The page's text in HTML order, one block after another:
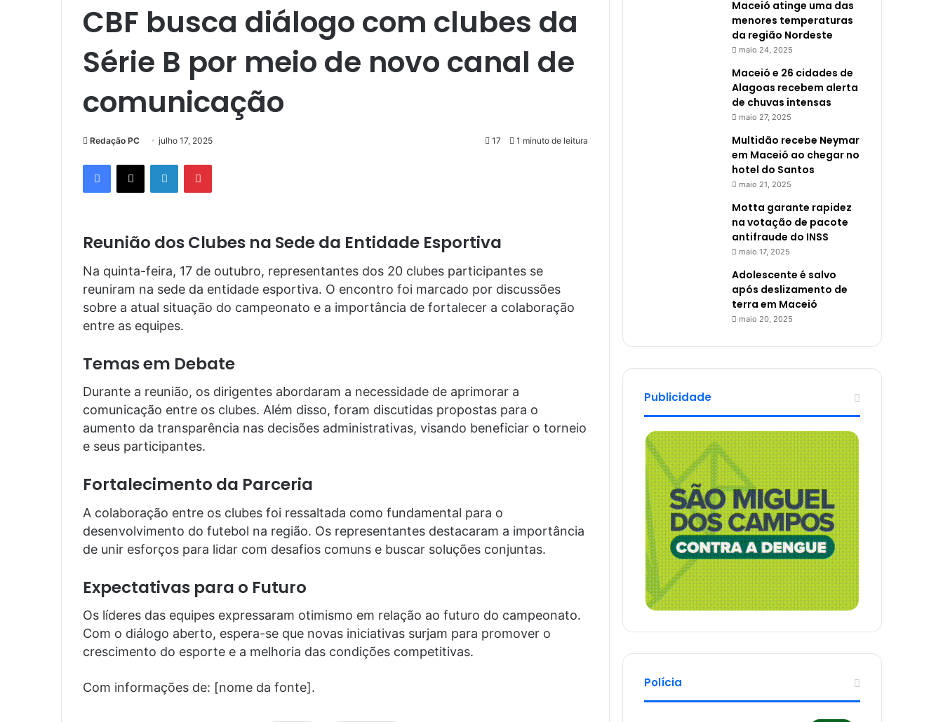
CBF busca diálogo com clubes da
Série B por meio de novo canal de
comunicação
Redação PC julho 17, 2025 17 1 minuto de leitura
Facebook
X LinkedinPinterest
Reunião dos Clubes na Sede da Entidade Esportiva
Na quinta-feira, 17 de outubro, representantes dos 20 clubes participantes se
reuniram na sede da entidade esportiva. O encontro foi marcado por discussões
sobre a atual situação do campeonato e a importância de fortalecer a colaboração
entre as equipes.
Temas em Debate
Durante a reunião, os dirigentes abordaram a necessidade de aprimorar a
comunicação entre os clubes. Além disso, foram discutidas propostas para o
aumento da transparência nas decisões administrativas, visando beneficiar o torneio
e seus participantes.
Fortalecimento da Parceria
A colaboração entre os clubes foi ressaltada como fundamental para o
desenvolvimento do futebol na região. Os representantes destacaram a importância
de unir esforços para lidar com desafios comuns e buscar soluções conjuntas.
Expectativas para o Futuro
Os líderes das equipes expressaram otimismo em relação ao futuro do campeonato.
Com o diálogo aberto, espera-se que novas iniciativas surjam para promover o
crescimento do esporte e a melhoria das condições competitivas.
Com informações de: [nome da fonte].
Maceió atinge uma das
menores temperaturas
da região Nordeste
maio 24, 2025
Maceió e 26 cidades de
Alagoas recebem alerta
de chuvas intensas
maio 27, 2025
Multidão recebe Neymar
em Maceió ao chegar no
hotel do Santos
maio 21, 2025
Motta garante rapidez
na votação de pacote
antifraude do INSS
maio 17, 2025
Adolescente é salvo
após deslizamento de
terra em Maceió
maio 20, 2025
Publicidade
Polícia